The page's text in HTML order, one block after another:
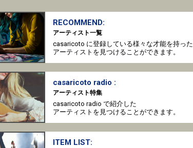
RECOMMEND:
アーティスト一覧
casaricoto に登録している様々な才能を持った
アーティストを見つけることができます。
casaricoto radio :
アーティスト特集
casaricoto radio で紹介した
アーティストを見つけることができます。
ITEM LIST: